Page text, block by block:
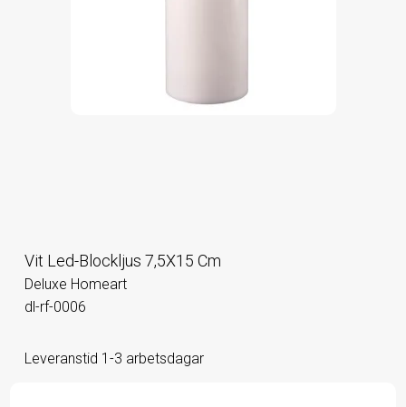
Vit Led-Blockljus 7,5X15 Cm
Deluxe Homeart
dl-rf-0006
Leveranstid 1-3 arbetsdagar